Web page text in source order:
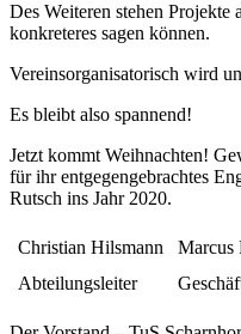
Des Weiteren stehen
konkreteres sagen können.
Vereinsorganisatorisch wird
Es bleibt also spannend!
Jetzt kommt Weihnachten!
für ihr entgegengebrachtes
Rutsch ins Jahr 2020.
Christian Hilsmann Marcus
Abteilungsleiter